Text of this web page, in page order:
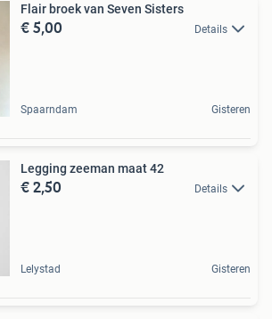
Flair broek van Seven Sisters
€ 5,00 Details
Spaarndam Gisteren
Legging zeeman maat 42
€ 2,50 Details
Lelystad Gisteren